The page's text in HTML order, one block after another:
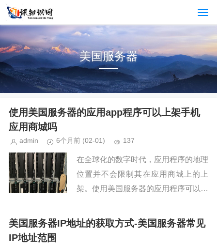
美国服务器
使用美国服务器的应用app程序可以上架手机
应用商城吗
admin 6个月前 (02-01) 137
在全球化的数字时代，应用程序的地理
位置并不会限制其在应用商城上的上
架。使用美国服务器的应用程序可以顺
Store和GooglePlayStore。以下将详细
美国服务器IP地址的获取方式-美国服务器常见
IP地址范围